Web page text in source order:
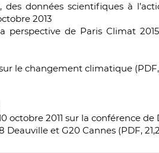
données scientifiques à
2013
de Paris Climat
le changement climatique (PDF,
2011 sur la conférence de
et G20 Cannes (PDF,